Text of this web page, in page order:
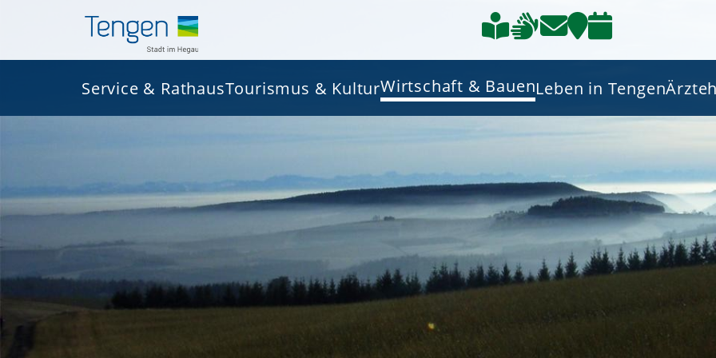
Service & RathausTourismus & KulturWirtschaft & BauenLeben in Tengen